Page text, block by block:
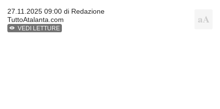
27.11.2025 09:00 di Redazione
TuttoAtalanta.com
VEDI LETTURE